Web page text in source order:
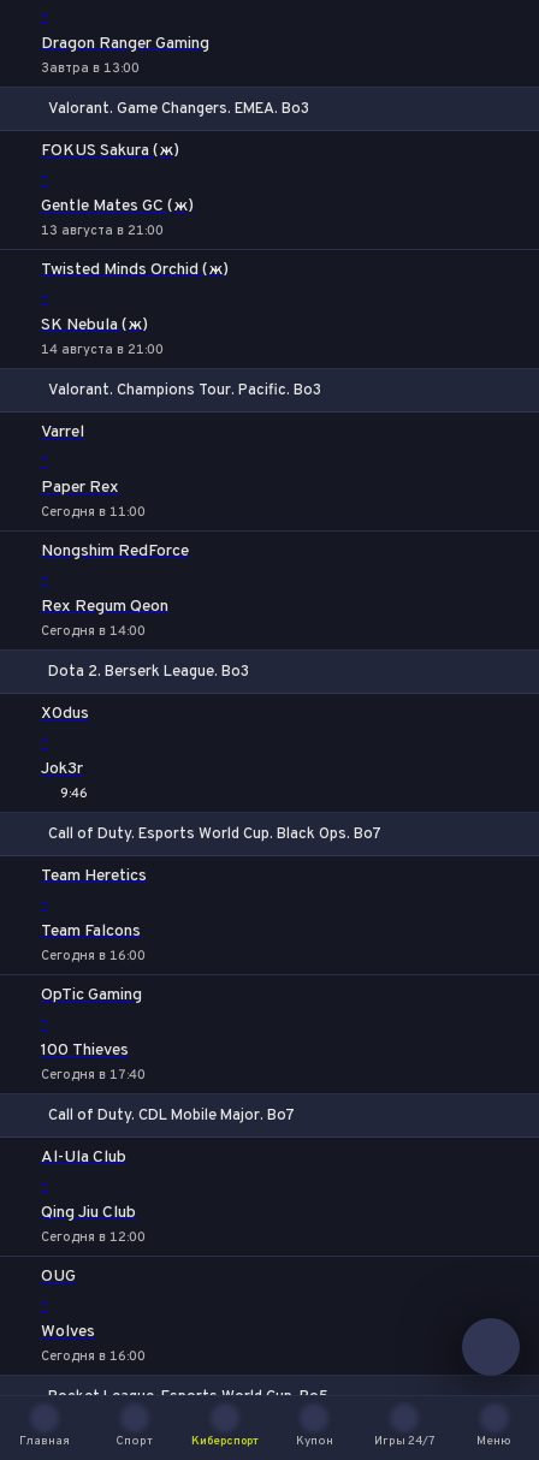
-
Dragon Ranger Gaming
Завтра в 13:00
Valorant. Game Changers. EMEA. Bo3
FOKUS Sakura (ж)
-
Gentle Mates GC (ж)
13 августа в 21:00
Twisted Minds Orchid (ж)
-
SK Nebula (ж)
14 августа в 21:00
Valorant. Champions Tour. Pacific. Bo3
Varrel
-
Paper Rex
Сегодня в 11:00
Nongshim RedForce
-
Rex Regum Qeon
Сегодня в 14:00
Dota 2. Berserk League. Bo3
X0dus
-
Jok3r
9:46
Call of Duty. Esports World Cup. Black Ops. Bo7
Team Heretics
-
Team Falcons
Сегодня в 16:00
OpTic Gaming
-
100 Thieves
Сегодня в 17:40
Call of Duty. CDL Mobile Major. Bo7
Al-Ula Club
-
Qing Jiu Club
Сегодня в 12:00
OUG
-
Wolves
Сегодня в 16:00
Rocket League. Esports World Cup. Bo5
2
Karmine Corp
Главная
Спорт
Киберспорт
Купон
Игры 24/7
Меню